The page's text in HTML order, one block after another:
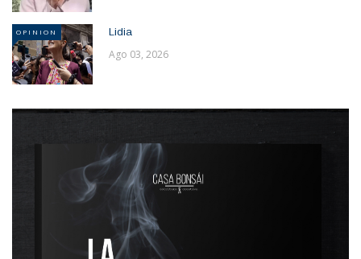
OPINION Lidia
Ago 03, 2026